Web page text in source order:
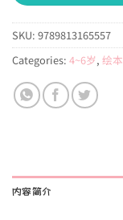
SKU: 9789813165557
Categories: 4~6岁, 绘本
内容简介